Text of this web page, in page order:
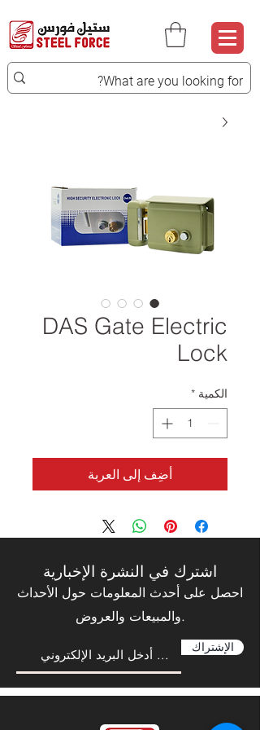
DAS Gate Electric
Lock
الكمية *
أضِف إلى العربة
اشترك في النشرة الإخبارية
احصل على أحدث المعلومات حول الأحداث
والمبيعات والعروض.
الإشتراك